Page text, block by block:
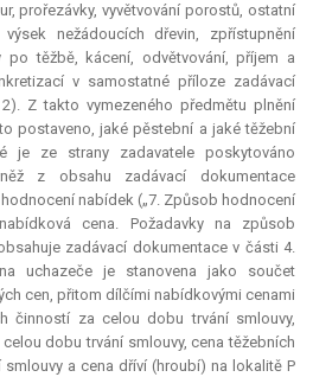
prořezávky, vyvětvování porostů, ostatní
nežádoucích dřevin, zpřístupnění
těžbě, kácení, odvětvování, příjem a
v samostatné příloze zadávací
Z takto vymezeného předmětu plnění
postaveno, jaké pěstební a jaké těžební
je ze strany zadavatele poskytováno
z obsahu zadávací dokumentace
nabídek („7. Způsob hodnocení
cena. Požadavky na způsob
zadávací dokumentace v části 4.
uchazeče je stanovena jako součet
cen, přitom dílčími nabídkovými cenami
činností za celou dobu trvání smlouvy,
dobu trvání smlouvy, cena těžebních
a cena dříví (hroubí) na lokalitě P